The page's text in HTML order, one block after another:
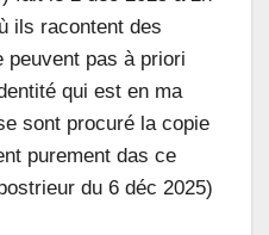
ils racontent des
peuvent pas à priori
qui est en ma
sont procuré la copie
purement das ce
du 6 déc 2025)